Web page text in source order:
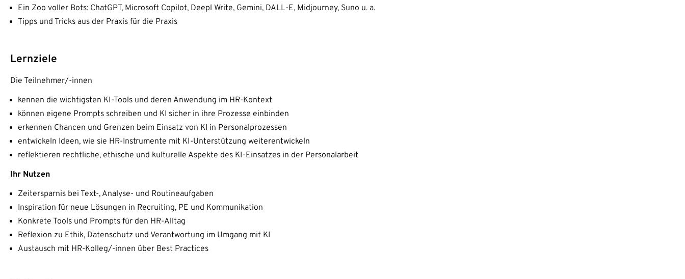
Ein Zoo voller Bots: ChatGPT, Microsoft Copilot, Deepl Write, Gemini, DALL-E, Midjourney, Suno u. a.
Tipps und Tricks aus der Praxis für die Praxis
Lernziele
Die Teilnehmer/-innen
kennen die wichtigsten KI-Tools und deren Anwendung im HR-Kontext
können eigene Prompts schreiben und KI sicher in ihre Prozesse einbinden
erkennen Chancen und Grenzen beim Einsatz von KI in Personalprozessen
entwickeln Ideen, wie sie HR-Instrumente mit KI-Unterstützung weiterentwickeln
reflektieren rechtliche, ethische und kulturelle Aspekte des KI-Einsatzes in der Personalarbeit
Ihr Nutzen
Zeitersparnis bei Text-, Analyse- und Routineaufgaben
Inspiration für neue Lösungen in Recruiting, PE und Kommunikation
Konkrete Tools und Prompts für den HR-Alltag
Reflexion zu Ethik, Datenschutz und Verantwortung im Umgang mit KI
Austausch mit HR-Kolleg/-innen über Best Practices